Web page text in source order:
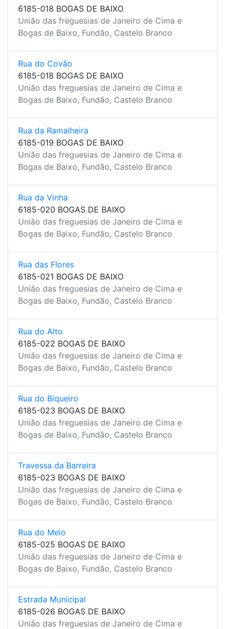
6185-018 BOGAS DE BAIXO
União das freguesias de Janeiro de Cima e
Bogas de Baixo, Fundão, Castelo Branco
Rua do Covão
6185-018 BOGAS DE BAIXO
União das freguesias de Janeiro de Cima e
Bogas de Baixo, Fundão, Castelo Branco
Rua da Ramalheira
6185-019 BOGAS DE BAIXO
União das freguesias de Janeiro de Cima e
Bogas de Baixo, Fundão, Castelo Branco
Rua da Vinha
6185-020 BOGAS DE BAIXO
União das freguesias de Janeiro de Cima e
Bogas de Baixo, Fundão, Castelo Branco
Rua das Flores
6185-021 BOGAS DE BAIXO
União das freguesias de Janeiro de Cima e
Bogas de Baixo, Fundão, Castelo Branco
Rua do Alto
6185-022 BOGAS DE BAIXO
União das freguesias de Janeiro de Cima e
Bogas de Baixo, Fundão, Castelo Branco
Rua do Biqueiro
6185-023 BOGAS DE BAIXO
União das freguesias de Janeiro de Cima e
Bogas de Baixo, Fundão, Castelo Branco
Travessa da Barreira
6185-023 BOGAS DE BAIXO
União das freguesias de Janeiro de Cima e
Bogas de Baixo, Fundão, Castelo Branco
Rua do Meio
6185-025 BOGAS DE BAIXO
União das freguesias de Janeiro de Cima e
Bogas de Baixo, Fundão, Castelo Branco
Estrada Municipal
6185-026 BOGAS DE BAIXO
União das freguesias de Janeiro de Cima e